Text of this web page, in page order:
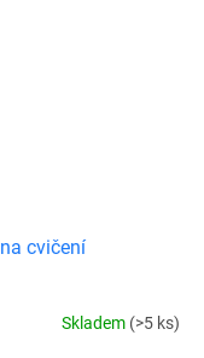
cvičení
Skladem (>5 ks)